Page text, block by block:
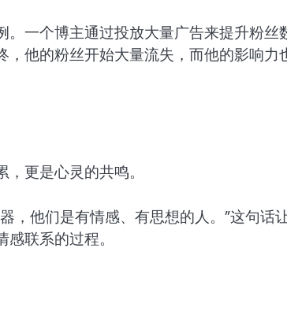
一个博主通过投放大量广告来提升粉丝
他的粉丝开始大量流失，而他的影响力
更是心灵的共鸣。
，他们是有情感、有思想的人。”这句话
联系的过程。